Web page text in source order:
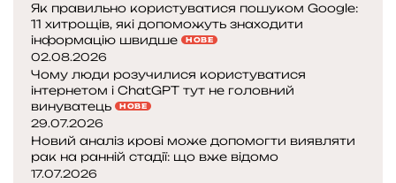
Як правильно користуватися пошуком Google:
11 хитрощів, які допоможуть знаходити
інформацію швидше
НОВЕ
02.08.2026
Чому люди розучилися користуватися
інтернетом і ChatGPT тут не головний
винуватець
НОВЕ
29.07.2026
Новий аналіз крові може допомогти виявляти
рак на ранній стадії: що вже відомо
17.07.2026